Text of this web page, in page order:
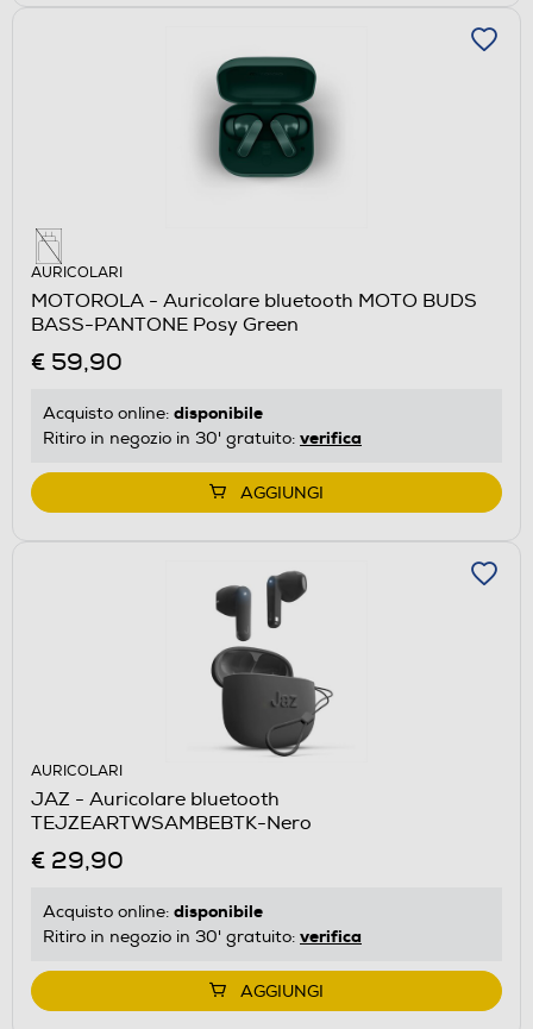
AURICOLARI
MOTOROLA - Auricolare bluetooth MOTO BUDS
BASS-PANTONE Posy Green
€ 59,90
Acquisto online: disponibile
Ritiro in negozio in 30' gratuito: verifica
AGGIUNGI
AURICOLARI
JAZ - Auricolare bluetooth
TEJZEARTWSAMBEBTK-Nero
€ 29,90
Acquisto online: disponibile
Ritiro in negozio in 30' gratuito: verifica
AGGIUNGI